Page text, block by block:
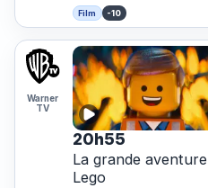
Film -10
Warner
TV
20h55
La grande aventure
Lego